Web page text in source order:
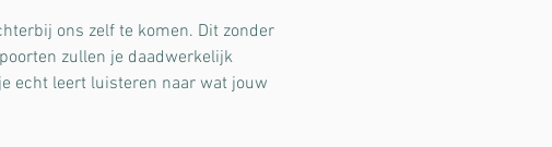
ons zelf te komen. Dit zonder
zullen je daadwerkelijk
echt leert luisteren naar wat jouw